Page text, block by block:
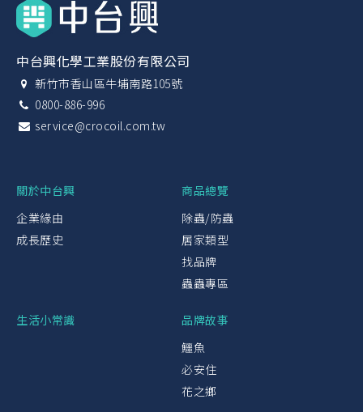
中台興化學工業股份有限公司
新竹市香山區牛埔南路105號
0800-886-996
service@crocoil.com.tw
關於中台興
企業緣由
成長歷史
商品總覽
除蟲/防蟲
居家類型
找品牌
蟲蟲專區
生活小常識
品牌故事
鱷魚
必安住
花之鄉